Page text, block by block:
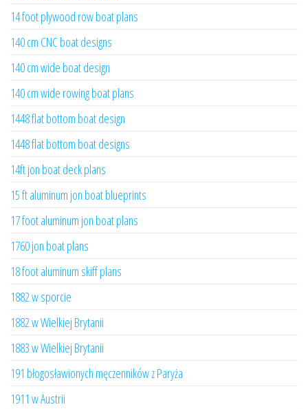
14 foot plywood row boat plans
140 cm CNC boat designs
140 cm wide boat design
140 cm wide rowing boat plans
1448 flat bottom boat design
1448 flat bottom boat designs
14ft jon boat deck plans
15 ft aluminum jon boat blueprints
17 foot aluminum jon boat plans
1760 jon boat plans
18 foot aluminum skiff plans
1882 w sporcie
1882 w Wielkiej Brytanii
1883 w Wielkiej Brytanii
191 błogosławionych męczenników z Paryża
1911 w Austrii